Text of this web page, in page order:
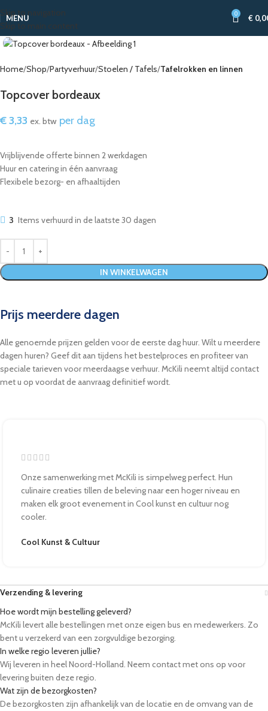
Skip to navigation
Skip to main content
MENU 0 €
Home Shop Partyverhuur Stoelen / Tafels Tafelrokken en linnen
Topcover bordeaux
€3,33 ex. btw per dag
Vrijblijvende offerte binnen 2 werkdagen
Huur en catering in één aanvraag
Flexibele bezorg- en afhaaltijden
3 Items verhuurd in de laatste 30 dagen
IN WINKELWAGEN
Prijs meerdere dagen
Alle genoemde prijzen gelden voor de eerste dag huur. Wilt u meerdere
dagen huren? Geef dit aan tijdens het bestelproces en profiteer van
speciale tarieven voor meerdaagse verhuur. McKili neemt altijd contact
met u op voordat de aanvraag definitief wordt.
Onze samenwerking met McKili is simpelweg perfect. Hun
culinaire creaties tillen de beleving naar een hoger niveau en
maken elk groot evenement in Cool kunst en cultuur nog
cooler.
Cool Kunst & Cultuur
Verzending & levering
Hoe wordt mijn bestelling geleverd?
McKili levert alle bestellingen met onze eigen bus en medewerkers. Zo
bent u verzekerd van een zorgvuldige bezorging.
In welke regio leveren jullie?
Wij leveren in heel Noord-Holland. Neem contact met ons op voor
levering buiten deze regio.
Wat zijn de bezorgkosten?
De bezorgkosten zijn afhankelijk van de locatie en de omvang van de